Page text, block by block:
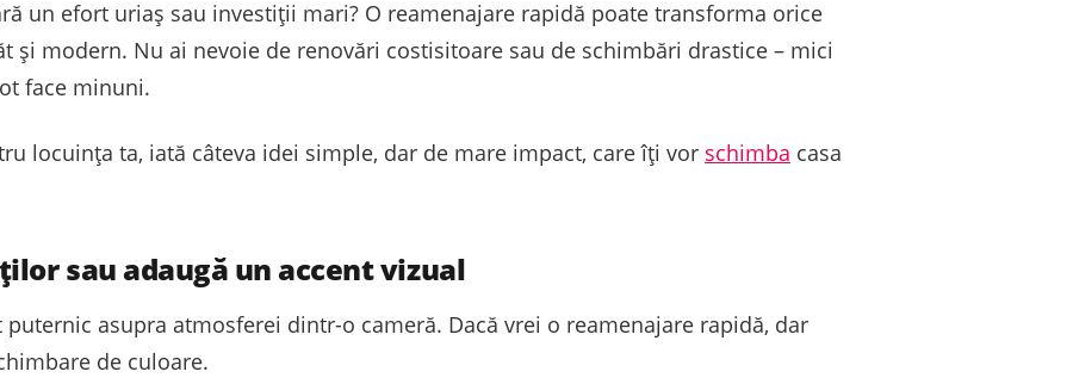
un efort uriaș sau investiții mari? O reamenajare rapidă poate transforma orice
și modern. Nu ai nevoie de renovări costisitoare sau de schimbări drastice – mici
face minuni.
locuința ta, iată câteva idei simple, dar de mare impact, care îți vor schimba casa
sau adaugă un accent vizual
asupra atmosferei dintr-o cameră. Dacă vrei o reamenajare rapidă, dar
de culoare.